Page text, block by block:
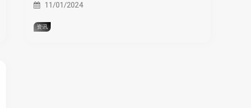
11/01/2024
资讯